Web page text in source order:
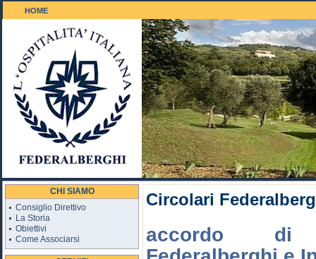
HOME
Il Golf 18 buche
CHI SIAMO
Consiglio Direttivo
La Storia
Obiettivi
Come Associarsi
Circolari
accordo di